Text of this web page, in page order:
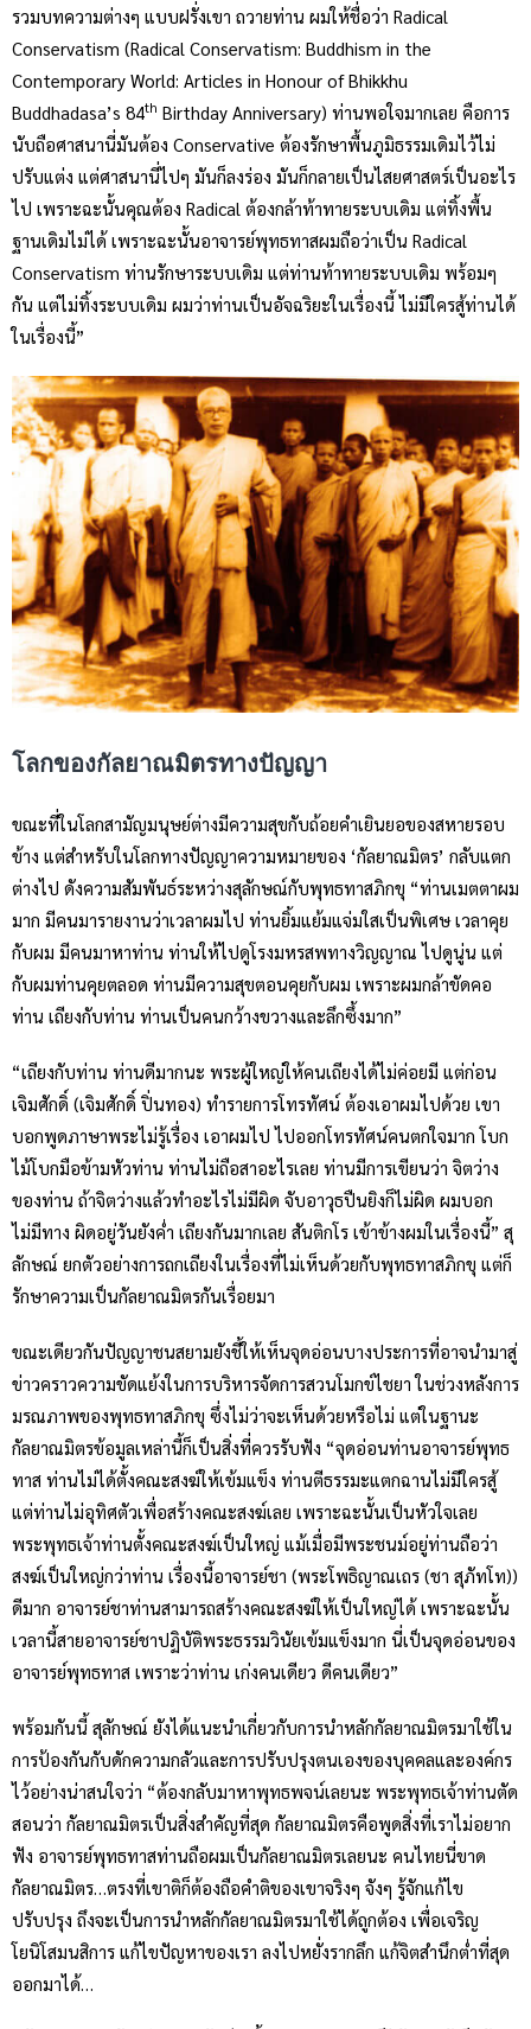
รวมบทความต่างๆ แบบฝรั่งเขา ถวายท่าน ผมให้ชื่อว่า Radical
Conservatism (Radical Conservatism: Buddhism in the
Contemporary World: Articles in Honour of Bhikkhu
Buddhadasa’s 84th Birthday Anniversary) ท่านพอใจมากเลย คือการ
นับถือศาสนานี่มันต้อง Conservative ต้องรักษาพื้นภูมิธรรมเดิมไว้ไม่
ปรับแต่ง แต่ศาสนานี่ไปๆ มันก็ลงร่อง มันก็กลายเป็นไสยศาสตร์เป็นอะไร
ไป เพราะฉะนั้นคุณต้อง Radical ต้องกล้าท้าทายระบบเดิม แต่ทิ้งพื้น
ฐานเดิมไม่ได้ เพราะฉะนั้นอาจารย์พุทธทาสผมถือว่าเป็น Radical
Conservatism ท่านรักษาระบบเดิม แต่ท่านท้าทายระบบเดิม พร้อมๆ
กัน แต่ไม่ทิ้งระบบเดิม ผมว่าท่านเป็นอัจฉริยะในเรื่องนี้ ไม่มีใครสู้ท่านได้
ในเรื่องนี้”
โลกของกัลยาณมิตรทางปัญญา
ขณะที่ในโลกสามัญมนุษย์ต่างมีความสุขกับถ้อยคำเยินยอของสหายรอบ
ข้าง แต่สำหรับในโลกทางปัญญาความหมายของ ‘กัลยาณมิตร’ กลับแตก
ต่างไป ดังความสัมพันธ์ระหว่างสุลักษณ์กับพุทธทาสภิกขุ “ท่านเมตตาผม
มาก มีคนมารายงานว่าเวลาผมไป ท่านยิ้มแย้มแจ่มใสเป็นพิเศษ เวลาคุย
กับผม มีคนมาหาท่าน ท่านให้ไปดูโรงมหรสพทางวิญญาณ ไปดูนู่น แต่
กับผมท่านคุยตลอด ท่านมีความสุขตอนคุยกับผม เพราะผมกล้าขัดคอ
ท่าน เถียงกับท่าน ท่านเป็นคนกว้างขวางและลึกซึ้งมาก”
“เถียงกับท่าน ท่านดีมากนะ พระผู้ใหญ่ให้คนเถียงได้ไม่ค่อยมี แต่ก่อน
เจิมศักดิ์ (เจิมศักดิ์ ปิ่นทอง) ทำรายการโทรทัศน์ ต้องเอาผมไปด้วย เขา
บอกพูดภาษาพระไม่รู้เรื่อง เอาผมไป ไปออกโทรทัศน์คนตกใจมาก โบก
ไม้โบกมือข้ามหัวท่าน ท่านไม่ถือสาอะไรเลย ท่านมีการเขียนว่า จิตว่าง
ของท่าน ถ้าจิตว่างแล้วทำอะไรไม่มีผิด จับอาวุธปืนยิงก็ไม่ผิด ผมบอก
ไม่มีทาง ผิดอยู่วันยังค่ำ เถียงกันมากเลย สันติกโร เข้าข้างผมในเรื่องนี้” สุ
ลักษณ์ ยกตัวอย่างการถกเถียงในเรื่องที่ไม่เห็นด้วยกับพุทธทาสภิกขุ แต่ก็
รักษาความเป็นกัลยาณมิตรกันเรื่อยมา
ขณะเดียวกันปัญญาชนสยามยังชี้ให้เห็นจุดอ่อนบางประการที่อาจนำมาสู่
ข่าวคราวความขัดแย้งในการบริหารจัดการสวนโมกข์ไชยา ในช่วงหลังการ
มรณภาพของพุทธทาสภิกขุ ซึ่งไม่ว่าจะเห็นด้วยหรือไม่ แต่ในฐานะ
กัลยาณมิตรข้อมูลเหล่านี้ก็เป็นสิ่งที่ควรรับฟัง “จุดอ่อนท่านอาจารย์พุทธ
ทาส ท่านไม่ได้ตั้งคณะสงฆ์ให้เข้มแข็ง ท่านตีธรรมะแตกฉานไม่มีใครสู้
แต่ท่านไม่อุทิศตัวเพื่อสร้างคณะสงฆ์เลย เพราะฉะนั้นเป็นหัวใจเลย
พระพุทธเจ้าท่านตั้งคณะสงฆ์เป็นใหญ่ แม้เมื่อมีพระชนม์อยู่ท่านถือว่า
สงฆ์เป็นใหญ่กว่าท่าน เรื่องนี้อาจารย์ชา (พระโพธิญาณเถร (ชา สุภัทโท))
ดีมาก อาจารย์ชาท่านสามารถสร้างคณะสงฆ์ให้เป็นใหญ่ได้ เพราะฉะนั้น
เวลานี้สายอาจารย์ชาปฏิบัติพระธรรมวินัยเข้มแข็งมาก นี่เป็นจุดอ่อนของ
อาจารย์พุทธทาส เพราะว่าท่าน เก่งคนเดียว ดีคนเดียว”
พร้อมกันนี้ สุลักษณ์ ยังได้แนะนำเกี่ยวกับการนำหลักกัลยาณมิตรมาใช้ใน
การป้องกันกับดักความกลัวและการปรับปรุงตนเองของบุคคลและองค์กร
ไว้อย่างน่าสนใจว่า “ต้องกลับมาหาพุทธพจน์เลยนะ พระพุทธเจ้าท่านตัด
สอนว่า กัลยาณมิตรเป็นสิ่งสำคัญที่สุด กัลยาณมิตรคือพูดสิ่งที่เราไม่อยาก
ฟัง อาจารย์พุทธทาสท่านถือผมเป็นกัลยาณมิตรเลยนะ คนไทยนี่ขาด
กัลยาณมิตร…ตรงที่เขาติก็ต้องถือคำติของเขาจริงๆ จังๆ รู้จักแก้ไข
ปรับปรุง ถึงจะเป็นการนำหลักกัลยาณมิตรมาใช้ได้ถูกต้อง เพื่อเจริญ
โยนิโสมนสิการ แก้ไขปัญหาของเรา ลงไปหยั่งรากลึก แก้จิตสำนึกต่ำที่สุด
ออกมาได้…